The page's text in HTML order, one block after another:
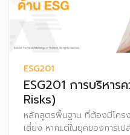
ESG201
ESG201 การบริหาร
Risks)
หลักสูตรพื้นฐาน ที่ต้องมีโคร
เสี่ยง หากแต่ในยุคของการเ